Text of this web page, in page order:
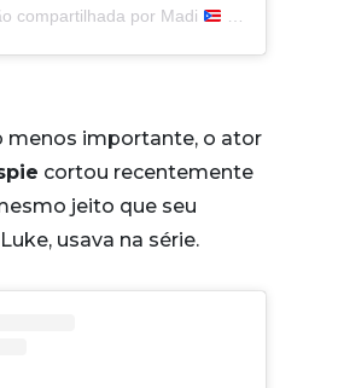
compartilhada por Madi
menos importante, o ator
cortou recentemente
jeito que seu
usava na série.